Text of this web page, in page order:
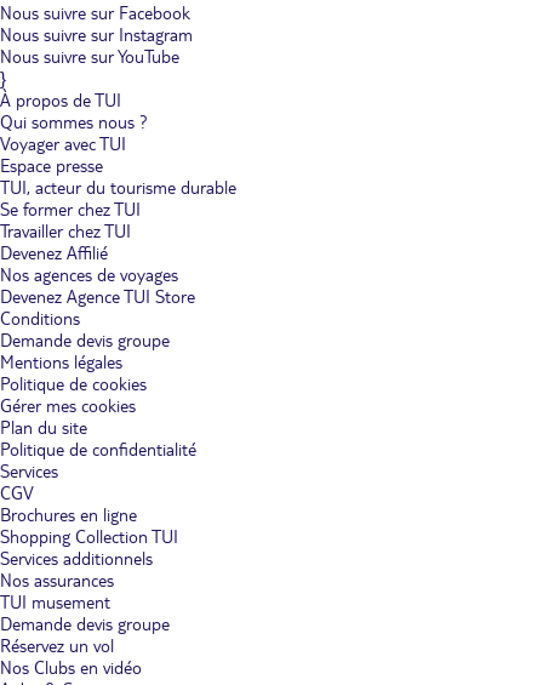
Nous suivre sur Facebook
Nous suivre sur Instagram
Nous suivre sur YouTube
}
À propos de TUI
Qui sommes nous ?
Voyager avec TUI
Espace presse
TUI, acteur du tourisme durable
Se former chez TUI
Travailler chez TUI
Devenez Affilié
Nos agences de voyages
Devenez Agence TUI Store
Conditions
Demande devis groupe
Mentions légales
Politique de cookies
Gérer mes cookies
Plan du site
Politique de confidentialité
Services
CGV
Brochures en ligne
Shopping Collection TUI
Services additionnels
Nos assurances
TUI musement
Demande devis groupe
Réservez un vol
Nos Clubs en vidéo